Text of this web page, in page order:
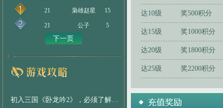
21 枭雄赵星 15
21 公子 5
下一页
初入三国《卧龙吟2》，必须了解的那些事
达10级 奖500积分
达15级 奖1000积分
达20级 奖1800积分
达25级 奖2200积分